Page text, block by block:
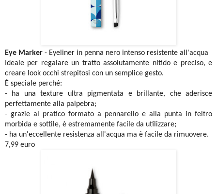
Eye Marker - Eyeliner in penna nero intenso resistente all'acqua
Ideale per regalare un tratto assolutamente nitido e preciso, e
creare look occhi strepitosi con un semplice gesto.
È speciale perché:
- ha una texture ultra pigmentata e brillante, che aderisce
perfettamente alla palpebra;
- grazie al pratico formato a pennarello e alla punta in feltro
morbida e sottile, è estremamente facile da utilizzare;
- ha un'eccellente resistenza all'acqua ma è facile da rimuovere.
7,99 euro